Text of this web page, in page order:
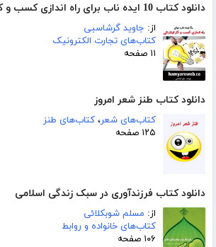
دانلود کتاب 10 ایده ناب برای راه اندازی کسب و کار اینترنتی
از: جاوید گرشاسبی
کتاب‌های تجارت الکترونیک
۱۱ صفحه
دانلود کتاب طنز شعر امروز
کتاب‌های شعر، کتاب‌های طنز
۱۲۵ صفحه
دانلود کتاب فرزندآوری در سبک زندگی اسلامی
از: مسلم شوبکلائی
کتاب‌های خانواده و روابط
۱۰۶ صفحه